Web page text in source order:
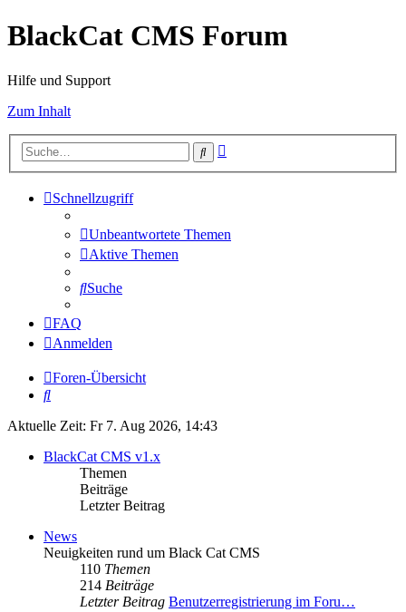
BlackCat CMS Forum
Hilfe und Support
Zum Inhalt
Suche
Schnellzugriff
Unbeantwortete Themen
Aktive Themen
Suche
FAQ
Anmelden
Foren-Übersicht
Suche
Aktuelle Zeit: Fr 7. Aug 2026, 14:43
BlackCat CMS v1.x
Themen
Beiträge
Letzter Beitrag
News
Neuigkeiten rund um Black Cat CMS
110 Themen
214 Beiträge
Letzter Beitrag Benutzerregistrierung im Foru…